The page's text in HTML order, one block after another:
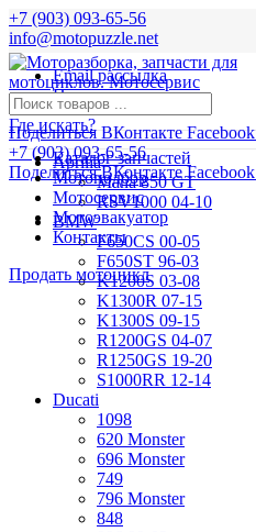
+7 (903) 093-65-56
info@motopuzzle.net
Email рассылка
Новости
Поделиться ВКонтакте Facebook
+7 (903) 093-65-56
Поделиться ВКонтакте Facebook
Где искать?
Aprilia
Mana 850 GT
RSV1000 04-10
BMW
F650CS 00-05
F650ST 96-03
K1200S 03-08
K1300R 07-15
K1300S 09-15
R1200GS 04-07
R1250GS 19-20
S1000RR 12-14
Ducati
1098
620 Monster
696 Monster
749
796 Monster
848
Каталог запчастей
Мотоподбор
Мотосервис
Мотоэвакуатор
Контакты
Продать мотоцикл